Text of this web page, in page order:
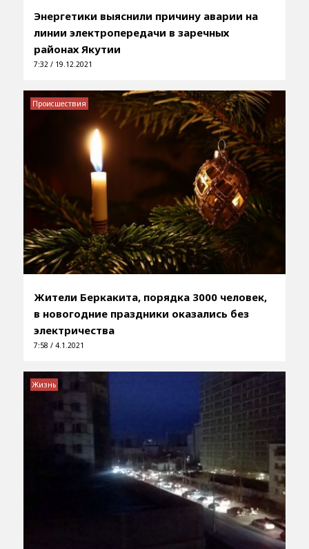
Энергетики выяснили причину аварии на
линии электропередачи в заречных
районах Якутии
7:32 / 19.12.2021
Жители Беркакита, порядка 3000 человек,
в новогодние праздники оказались без
электричества
7:58 / 4.1.2021
Происшествия
Жизнь